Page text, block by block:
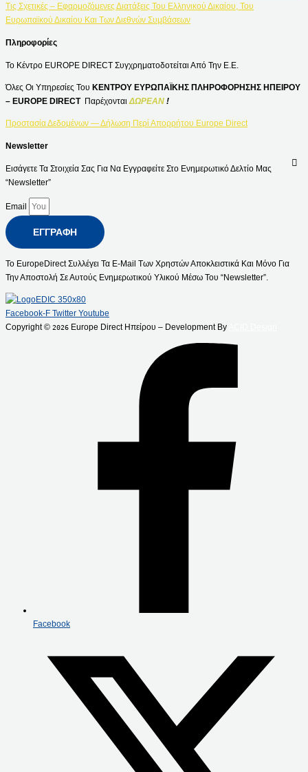
Τις Σχετικές – Εφαρμοζόμενες Διατάξεις Του Ελληνικού Δικαίου, Του
Ευρωπαϊκού Δικαίου Και Των Διεθνών Συμβάσεων
Πληροφορίες
Το Κέντρο EUROPE DIRECT Συγχρηματοδοτείται Από Την Ε.Ε.
Όλες Οι Υπηρεσίες Του ΚΕΝΤΡΟΥ ΕΥΡΩΠΑΪΚΗΣ ΠΛΗΡΟΦΟΡΗΣΗΣ ΗΠΕΙΡΟΥ
– EUROPE DIRECT Παρέχονται ΔΩΡΕΑΝ !
Προστασία Δεδομένων — Δήλωση Περί Απορρήτου Europe Direct
Newsletter
Εισάγετε Τα Στοιχεία Σας Για Να Εγγραφείτε Στο Ενημερωτικό Δελτίο Μας
“Newsletter”
Email
ΕΓΓΡΑΦΉ
Το EuropeDirect Συλλέγει Τα E-Mail Των Χρηστών Αποκλειστικά Και Μόνο Για
Την Αποστολή Σε Αυτούς Ενημερωτικού Υλικού Μέσω Του “Newsletter”.
Facebook-F Twitter Youtube
Copyright © 2026 Europe Direct Ηπείρου – Development By
Facebook